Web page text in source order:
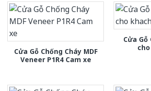
Cửa Gỗ Chống Cháy MDF
Veneer P1R4 Cam xe
Cửa Gỗ